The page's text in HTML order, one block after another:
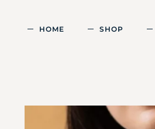
HOME SHOP